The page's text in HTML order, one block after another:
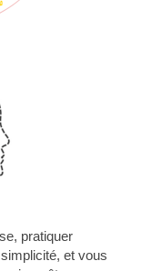
pratiquer
et vous